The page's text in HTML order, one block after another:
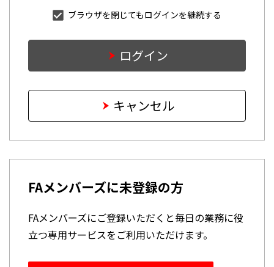
ブラウザを閉じてもログインを継続する
ログイン
キャンセル
FAメンバーズに未登録の方
FAメンバーズにご登録いただくと毎日の業務に役
立つ専用サービスをご利用いただけます。